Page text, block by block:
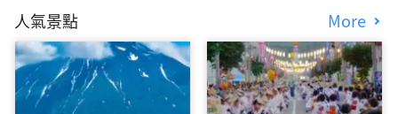
人氣景點 More